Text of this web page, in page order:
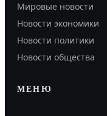
Мировые новости
Новости экономики
Новости политики
Новости общества
МЕНЮ